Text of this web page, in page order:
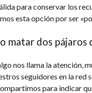
para conservar los
esta opción por ser
matar dos pájaros
nos llama la atención,
seguidores en la red
para indicar